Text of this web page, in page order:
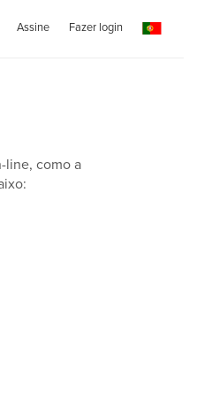
Assine Fazer login
line, como a